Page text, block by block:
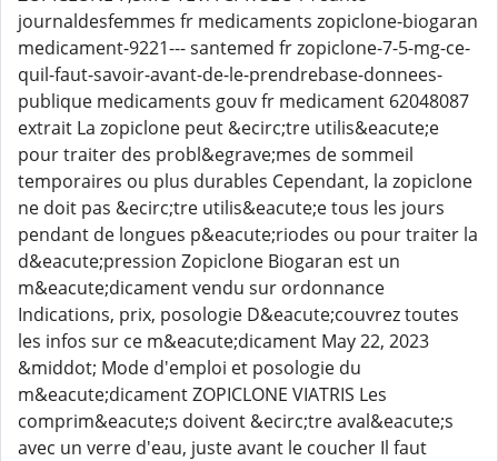
journaldesfemmes fr medicaments zopiclone-biogaran
medicament-9221--- santemed fr zopiclone-7-5-mg-ce-
quil-faut-savoir-avant-de-le-prendrebase-donnees-
publique medicaments gouv fr medicament 62048087
extrait La zopiclone peut &ecirc;tre utilis&eacute;e
pour traiter des probl&egrave;mes de sommeil
temporaires ou plus durables Cependant, la zopiclone
ne doit pas &ecirc;tre utilis&eacute;e tous les jours
pendant de longues p&eacute;riodes ou pour traiter la
d&eacute;pression Zopiclone Biogaran est un
m&eacute;dicament vendu sur ordonnance
Indications, prix, posologie D&eacute;couvrez toutes
les infos sur ce m&eacute;dicament May 22, 2023
&middot; Mode d'emploi et posologie du
m&eacute;dicament ZOPICLONE VIATRIS Les
comprim&eacute;s doivent &ecirc;tre aval&eacute;s
avec un verre d'eau, juste avant le coucher Il faut